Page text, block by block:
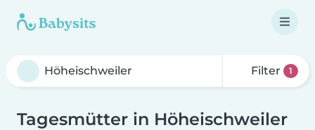
Filter 1
Tagesmütter in Höheischweiler